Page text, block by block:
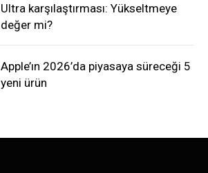
Ultra karşılaştırması: Yükseltmeye
değer mi?
Apple’ın 2026’da piyasaya süreceği 5
yeni ürün